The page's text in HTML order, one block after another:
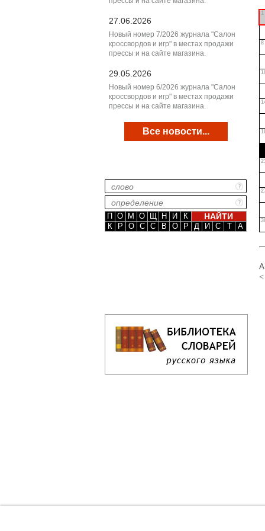
27.06.2026
Новый номер 7/2026 журнала "Салон
кроссвордов и игр" в местах продажи
прессы и на сайте магазина.
29.05.2026
Новый номер 6/2026 журнала "Салон
кроссвордов и игр" в местах продажи
прессы и на сайте магазина.
Все новости...
П О М О Щ Н И
К
К
Р О С С В О Р Д И С Т А
1
8
<